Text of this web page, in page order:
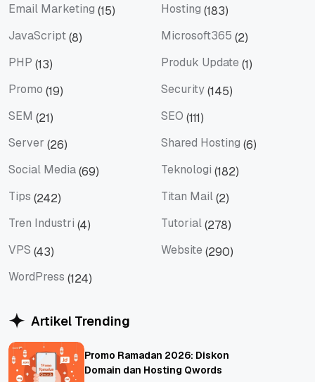
Email Marketing (15) Hosting (183)
JavaScript(8) Microsoft365 (2)
PHP (13) Produk Update (1)
Promo (19) Security(145)
SEM (21) SEO (111)
Server (26) Shared Hosting (6)
Social Media(69) Teknologi (182)
Tips (242) Titan Mail(2)
Tren Industri (4) Tutorial(278)
VPS (43) Website (290)
WordPress (124)
Artikel Trending
Promo Ramadan 2026: Diskon
Domain dan Hosting Qwords